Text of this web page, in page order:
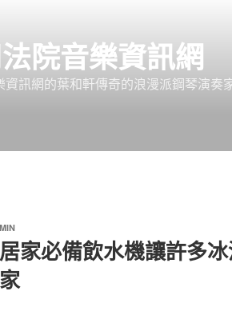
院音樂資訊網
資訊網的葉和軒傳奇的浪漫派鋼琴演
家必備飲水機讓許多